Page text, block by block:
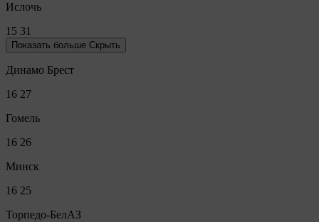
Ислочь
15 31
Показать больше Скрыть
Динамо Брест
16 27
Гомель
16 26
Минск
16 25
Торпедо-БелАЗ